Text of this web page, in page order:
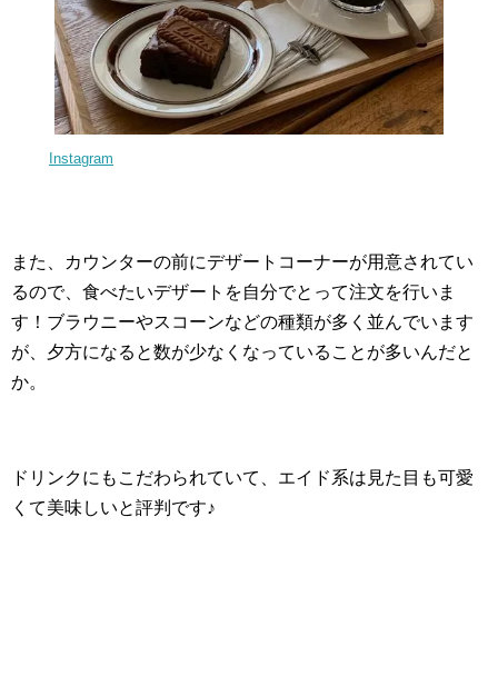
Instagram
また、カウンターの前にデザートコーナーが用意されてい
るので、食べたいデザートを自分でとって注文を行いま
す！ブラウニーやスコーンなどの種類が多く並んでいます
が、夕方になると数が少なくなっていることが多いんだと
か。
ドリンクにもこだわられていて、エイド系は見た目も可愛
くて美味しいと評判です♪